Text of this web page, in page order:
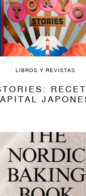
LIBROS Y REVISTAS